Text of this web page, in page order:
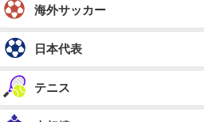
海外サッカー
日本代表
テニス